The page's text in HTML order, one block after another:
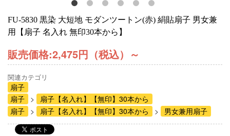
FU-5830 黒染 大短地 モダンツートン(赤) 絹貼扇子 男女兼
用【扇子 名入れ 無印30本から】
販売価格:2,475円（税込） ～
関連カテゴリ
扇子
扇子
扇子【名入れ】【無印】30本から
扇子
扇子【名入れ】【無印】30本から 男女兼用扇子